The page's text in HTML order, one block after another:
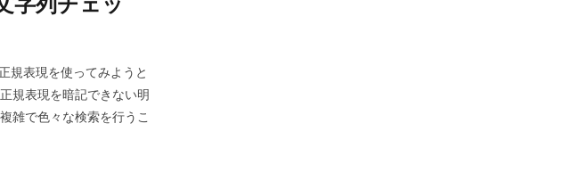
規表現を使ってみようと
規表現を暗記できない明
雑で色々な検索を行うこ